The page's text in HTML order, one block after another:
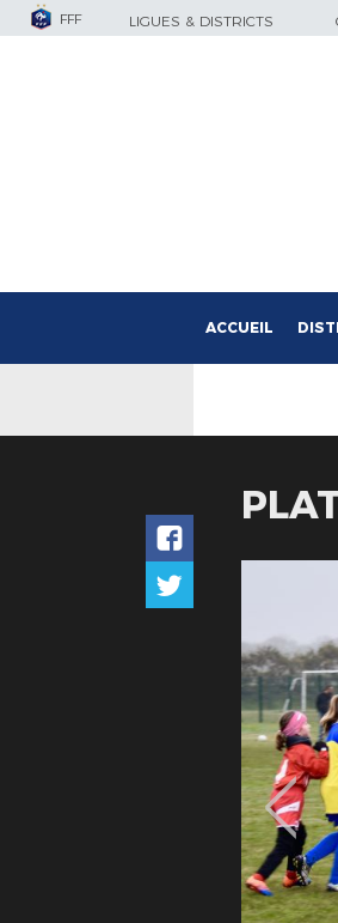
FFF LIGUES & DISTRICTS
ACCUEIL